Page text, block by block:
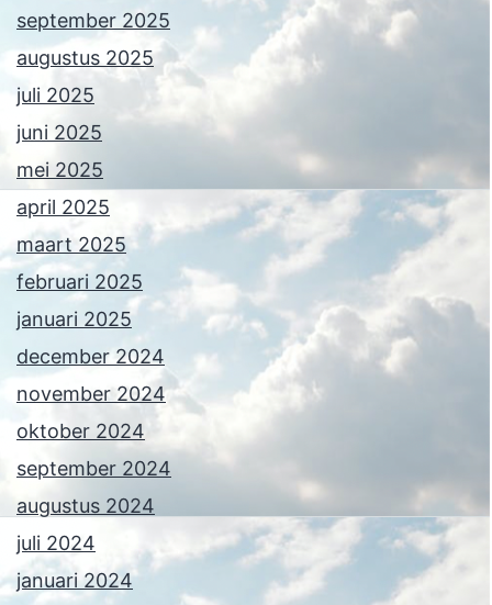
september 2025
augustus 2025
juli 2025
juni 2025
mei 2025
april 2025
maart 2025
februari 2025
januari 2025
december 2024
november 2024
oktober 2024
september 2024
augustus 2024
juli 2024
januari 2024